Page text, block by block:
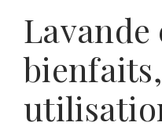
Lavande
bienfaits,